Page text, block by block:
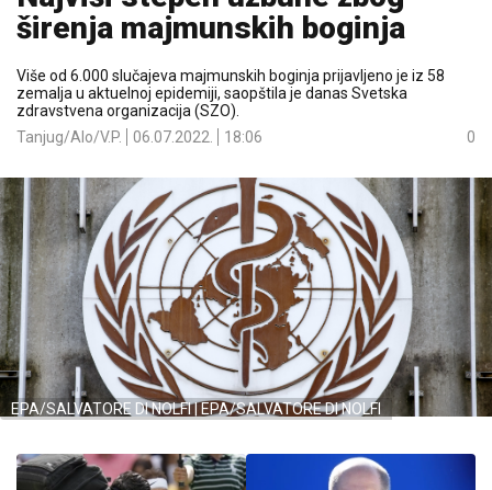
širenja majmunskih boginja
Više od 6.000 slučajeva majmunskih boginja prijavljeno je iz 58
zemalja u aktuelnoj epidemiji, saopštila je danas Svetska
zdravstvena organizacija (SZO).
Tanjug/Alo/V.P.
06.07.2022. 18:06 0
EPA/SALVATORE DI NOLFI | EPA/SALVATORE DI NOLFI